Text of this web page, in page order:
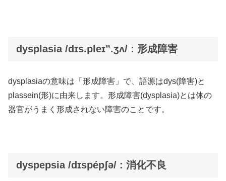
dysplasia /dɪs.pleɪ”.ʒʌ/ : 形成障害
dysplasiaの意味は「形成障害」で、語源はdys(障害)と
plassein(形)に由来します。形成障害(dysplasia)とは体の
器官がうまく形成されない障害のことです。
dyspepsia /dɪspépʃə/ : 消化不良